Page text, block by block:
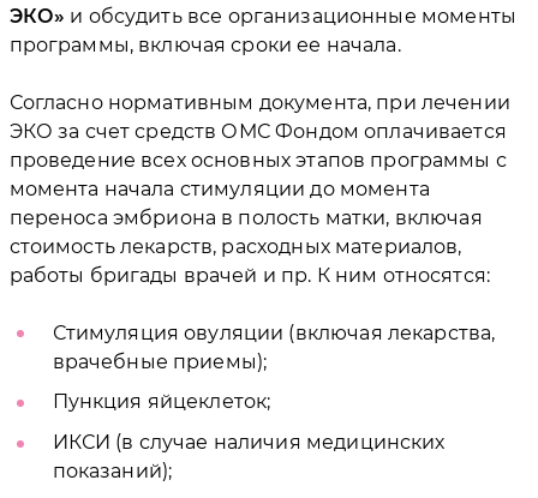
ЭКО
и обсудить все организационные моменты
программы, включая сроки ее начала.
Согласно нормативным документа, при лечении
ЭКО за счет средств ОМС Фондом оплачивается
проведение всех основных этапов программы с
момента начала стимуляции до момента
переноса эмбриона в полость матки, включая
стоимость лекарств, расходных материалов,
работы бригады врачей и пр. К ним относятся:
Стимуляция овуляции (включая лекарства,
врачебные приемы);
Пункция яйцеклеток;
ИКСИ (в случае наличия медицинских
показаний);